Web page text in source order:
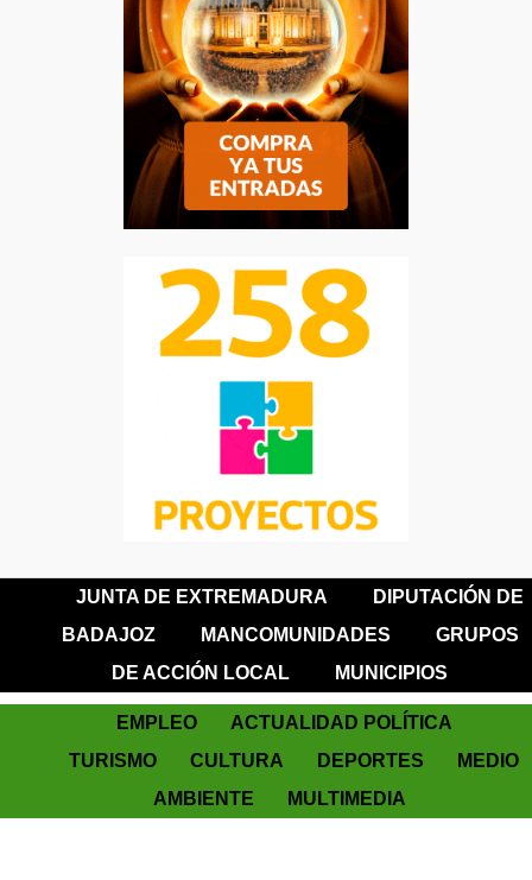
JUNTA DE EXTREMADURA
DIPUTACIÓN DE
BADAJOZ
MANCOMUNIDADES
GRUPOS
DE ACCIÓN LOCAL
MUNICIPIOS
EMPLEO
ACTUALIDAD POLÍTICA
TURISMO
CULTURA DEPORTES
MEDIO
AMBIENTE
MULTIMEDIA